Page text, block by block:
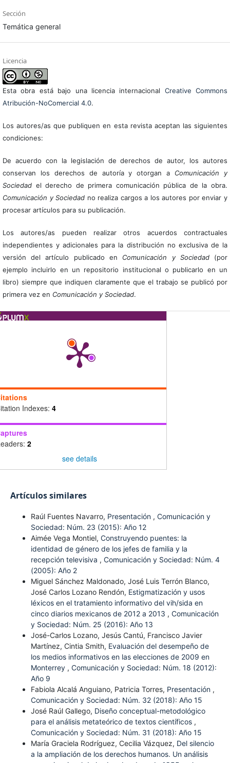
Sección
Temática general
Licencia
Esta obra está bajo una licencia internacional Creative Commons
Atribución-NoComercial 4.0.
Los autores/as que publiquen en esta revista aceptan las siguientes
condiciones:
De acuerdo con la legislación de derechos de autor, los autores
conservan los derechos de autoría y otorgan a Comunicación y
Sociedadel derecho de primera comunicación pública de la obra.
Comunicación y Sociedad no realiza cargos a los autores por enviar y
procesar artículos para su publicación.
Los autores/as pueden realizar otros acuerdos contractuales
independientes y adicionales para la distribución no exclusiva de la
versión del artículo publicado en Comunicación y Sociedad(por
ejemplo incluirlo en un repositorio institucional o publicarlo en un
libro) siempre que indiquen claramente que el trabajo se publicó por
primera vez en Comunicación y Sociedad.
Indexes: 4
2
see details
Artículos similares
Raúl Fuentes Navarro, Presentación , Comunicación y
Sociedad: Núm. 23 (2015): Año 12
Aimée Vega Montiel, Construyendo puentes: la
identidad de género de los jefes de familia y la
recepción televisiva , Comunicación y Sociedad: Núm. 4
(2005): Año 2
Miguel Sánchez Maldonado, José Luis Terrón Blanco,
José Carlos Lozano Rendón, Estigmatización y usos
léxicos en el tratamiento informativo del vih/sida en
cinco diarios mexicanos de 2012 a 2013 , Comunicación
y Sociedad: Núm. 25 (2016): Año 13
José-Carlos Lozano, Jesús Cantú, Francisco Javier
Martínez, Cintia Smith, Evaluación del desempeño de
los medios informativos en las elecciones de 2009 en
Monterrey , Comunicación y Sociedad: Núm. 18 (2012):
Año 9
Fabiola Alcalá Anguiano, Patricia Torres, Presentación ,
Comunicación y Sociedad: Núm. 32 (2018): Año 15
José Raúl Gallego, Diseño conceptual-metodológico
para el análisis metateórico de textos científicos ,
Comunicación y Sociedad: Núm. 31 (2018): Año 15
María Graciela Rodríguez, Cecilia Vázquez, Del silencio
a la ampliación de los derechos humanos. Un análisis